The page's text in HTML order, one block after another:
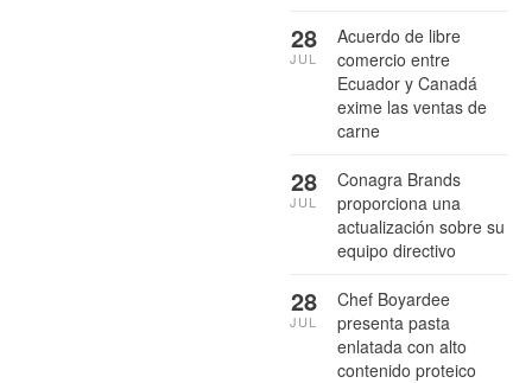
Acuerdo de libre
comercio entre
Ecuador y Canadá
exime las ventas de
carne
28
JUL
Conagra Brands
proporciona una
actualización sobre su
equipo directivo
28
JUL
Chef Boyardee
presenta pasta
enlatada con alto
contenido proteico
28
JUL